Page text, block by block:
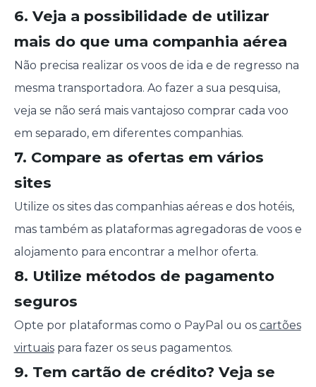
6. Veja a possibilidade de utilizar
mais do que uma companhia aérea
Não precisa realizar os voos de ida e de regresso na
mesma transportadora. Ao fazer a sua pesquisa,
veja se não será mais vantajoso comprar cada voo
em separado, em diferentes companhias.
7. Compare as ofertas em vários
sites
Utilize os sites das companhias aéreas e dos hotéis,
mas também as plataformas agregadoras de voos e
alojamento para encontrar a melhor oferta.
8. Utilize métodos de pagamento
seguros
Opte por plataformas como o PayPal ou os cartões
virtuaispara fazer os seus pagamentos.
9. Tem cartão de crédito? Veja se